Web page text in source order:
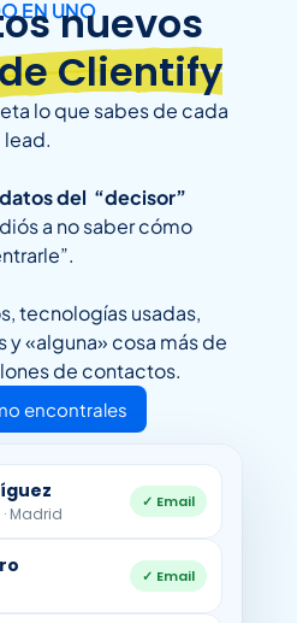
EN UNOnuevos
Clientify
lo que sabes de cada
lead.
del “decisor”
diós a no saber cómo
tecnologías usadas,
«alguna» cosa más de
de contactos.
encontrales
Madrid
✓ Email
✓ Email